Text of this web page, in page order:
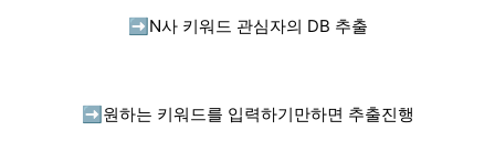
➡️ N사 키워드 관심자의 DB 추출
➡️ 원하는 키워드를 입력하기만하면 추출진행